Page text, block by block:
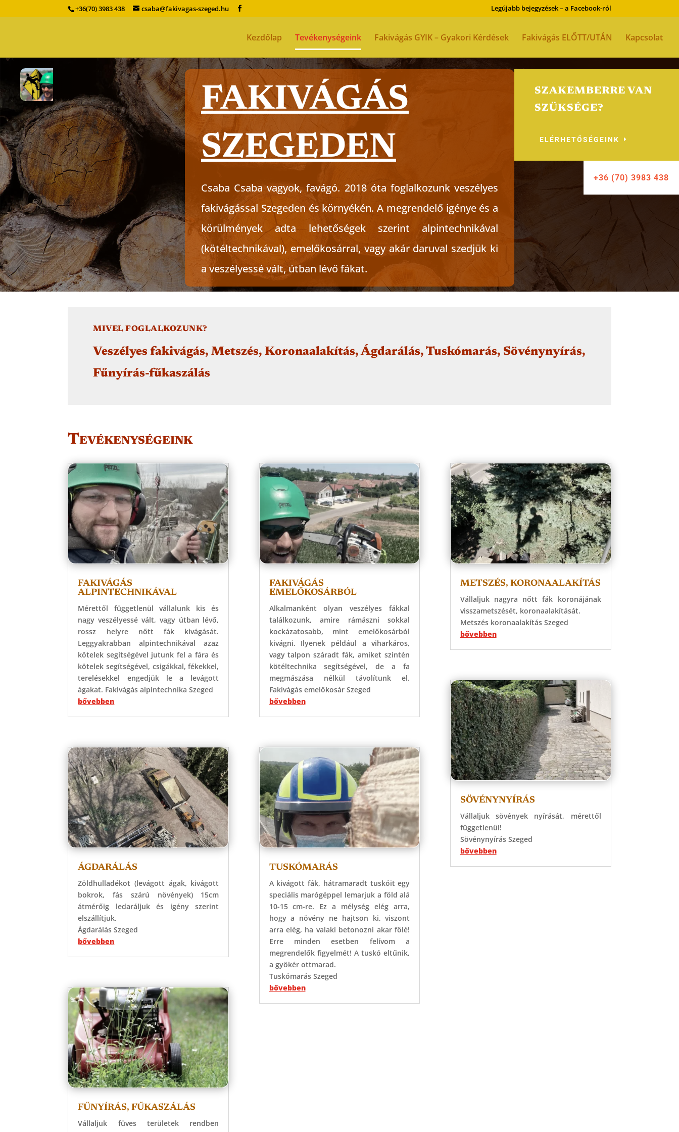
+36(70) 3983 438 csaba@fakivagas-szeged.hu Legújabb bejegyzések – a Facebook-ról
Kezdőlap Tevékenységeink Fakivágás GYIK – Gyakori Kérdések Fakivágás ELŐTT/UTÁN Kapcsolat
FAKIVÁGÁS
SZEGEDEN
Csaba Csaba vagyok, favágó. 2018 óta foglalkozunk veszélyes
fakivágással Szegeden és környékén. A megrendelő igénye és a
körülmények adta lehetőségek szerint alpintechnikával
(kötéltechnikával), emelőkosárral, vagy akár daruval szedjük ki
a veszélyessé vált, útban lévő fákat.
SZAKEMBERRE VAN
SZÜKSÉGE?
ELÉRHETŐSÉGEINK
+36 (70) 3983 438
MIVEL FOGLALKOZUNK?
Veszélyes fakivágás, Metszés, Koronaalakítás, Ágdarálás, Tuskómarás, Sövénynyírás,
Fűnyírás-fűkaszálás
Tevékenységeink
FAKIVÁGÁS
ALPINTECHNIKÁVAL
Mérettől függetlenül vállalunk kis és
nagy veszélyessé vált, vagy útban lévő,
rossz helyre nőtt fák kivágását.
Leggyakrabban alpintechnikával azaz
kötelek segítségével jutunk fel a fára és
kötelek segítségével, csigákkal, fékekkel,
terelésekkel engedjük le a levágott
ágakat. Fakivágás alpintechnika Szeged
bővebben
ÁGDARÁLÁS
Zöldhulladékot (levágott ágak, kivágott
bokrok, fás szárú növények) 15cm
átmérőig ledaráljuk és igény szerint
elszállítjuk.
Ágdarálás Szeged
bővebben
FŰNYÍRÁS, FŰKASZÁLÁS
Vállaljuk füves területek rendben
FAKIVÁGÁS
EMELŐKOSÁRBÓL
Alkalmanként olyan veszélyes fákkal
találkozunk, amire rámászni sokkal
kockázatosabb, mint emelőkosárból
kivágni. Ilyenek például a viharkáros,
vagy talpon száradt fák, amiket szintén
kötéltechnika segítségével, de a fa
megmászása nélkül távolítunk el.
Fakivágás emelőkosár Szeged
bővebben
TUSKÓMARÁS
A kivágott fák, hátramaradt tuskóit egy
speciális marógéppel lemarjuk a föld alá
10-15 cm-re. Ez a mélység elég arra,
hogy a növény ne hajtson ki, viszont
arra elég, ha valaki betonozni akar fölé!
Erre minden esetben felívom a
megrendelők figyelmét! A tuskó eltűnik,
a gyökér ottmarad.
Tuskómarás Szeged
bővebben
METSZÉS, KORONAALAKÍTÁS
Vállaljuk nagyra nőtt fák koronájának
visszametszését, koronaalakítását.
Metszés koronaalakítás Szeged
bővebben
SÖVÉNYNYÍRÁS
Vállaljuk sövények nyírását, mérettől
függetlenül!
Sövénynyírás Szeged
bővebben